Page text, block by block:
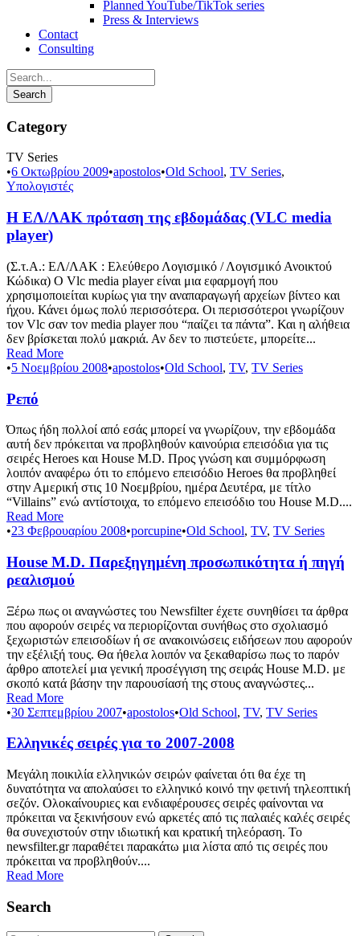
Planned YouTube/TikTok series
Press & Interviews
Contact
Consulting
Category
TV Series
•6 Οκτωβρίου 2009•apostolos•Old School, TV Series,
Υπολογιστές
Η ΕΛ/ΛΑΚ πρόταση της εβδομάδας (VLC media
player)
(Σ.τ.Α.: ΕΛ/ΛΑΚ : Ελεύθερο Λογισμικό / Λογισμικό Ανοικτού
Κώδικα) Ο Vlc media player είναι μια εφαρμογή που
χρησιμοποιείται κυρίως για την αναπαραγωγή αρχείων βίντεο και
ήχου. Κάνει όμως πολύ περισσότερα. Οι περισσότεροι γνωρίζουν
τον Vlc σαν τον media player που “παίζει τα πάντα”. Και η αλήθεια
δεν βρίσκεται πολύ μακριά. Αν δεν το πιστεύετε, μπορείτε...
Read More
•5 Νοεμβρίου 2008•apostolos•Old School, TV, TV Series
Ρεπό
Όπως ήδη πολλοί από εσάς μπορεί να γνωρίζουν, την εβδομάδα
αυτή δεν πρόκειται να προβληθούν καινούρια επεισόδια για τις
σειρές Heroes και House M.D. Προς γνώση και συμμόρφωση
λοιπόν αναφέρω ότι το επόμενο επεισόδιο Heroes θα προβληθεί
στην Αμερική στις 10 Νοεμβρίου, ημέρα Δευτέρα, με τίτλο
“Villains” ενώ αντίστοιχα, το επόμενο επεισόδιο του House M.D....
Read More
•23 Φεβρουαρίου 2008•porcupine•Old School, TV, TV Series
House M.D. Παρεξηγημένη προσωπικότητα ή πηγή
ρεαλισμού
Ξέρω πως οι αναγνώστες του Newsfilter έχετε συνηθίσει τα άρθρα
που αφορούν σειρές να περιορίζονται συνήθως στο σχολιασμό
ξεχωριστών επεισοδίων ή σε ανακοινώσεις ειδήσεων που αφορούν
την εξέλιξή τους. Θα ήθελα λοιπόν να ξεκαθαρίσω πως το παρόν
άρθρο αποτελεί μια γενική προσέγγιση της σειράς House M.D. με
σκοπό κατά βάσην την παρουσίασή της στους αναγνώστες...
Read More
•30 Σεπτεμβρίου 2007•apostolos•Old School, TV, TV Series
Ελληνικές σειρές για το 2007-2008
Μεγάλη ποικιλία ελληνικών σειρών φαίνεται ότι θα έχε τη
δυνατότητα να απολαύσει το ελληνικό κοινό την φετινή τηλεοπτική
σεζόν. Ολοκαίνουριες και ενδιαφέρουσες σειρές φαίνονται να
πρόκειται να ξεκινήσουν ενώ αρκετές από τις παλαιές καλές σειρές
θα συνεχιστούν στην ιδιωτική και κρατική τηλεόραση. Το
newsfilter.gr παραθέτει παρακάτω μια λίστα από τις σειρές που
πρόκειται να προβληθούν....
Read More
Search